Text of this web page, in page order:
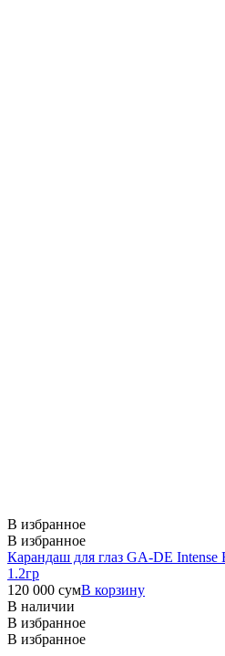
В избранное
В избранное
Карандаш для глаз GA-DE
1.2гр
120 000 сумВ корзину
В наличии
В избранное
В избранное